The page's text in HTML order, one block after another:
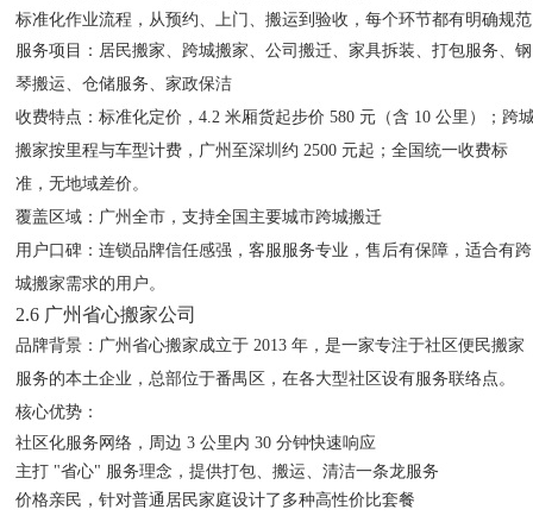
标准化作业流程，从预约、上门、搬运到验收，每个环节都有明确规范
服务项目 ：居民搬家、跨城搬家、公司搬迁、家具拆装、打包服务、钢
琴搬运、仓储服务、家政保洁
收费特点 ：标准化定价，4.2 米厢货起步价 580 元（含 10 公里）；跨
搬家按里程与车型计费，广州至深圳约 2500 元起；全国统一收费标
准，无地域差价。
覆盖区域 ：广州全市，支持全国主要城市跨城搬迁
用户口碑 ：连锁品牌信任感强，客服服务专业，售后有保障，适合有跨
城搬家需求的用户。
2.6 广州省心搬家公司
品牌背景 ：广州省心搬家成立于 2013 年，是一家专注于社区便民搬家
服务的本土企业，总部位于番禺区，在各大型社区设有服务联络点。
核心优势 ：
社区化服务网络，周边 3 公里内 30 分钟快速响应
主打 "省心" 服务理念，提供打包、搬运、清洁一条龙服务
价格亲民，针对普通居民家庭设计了多种高性价比套餐